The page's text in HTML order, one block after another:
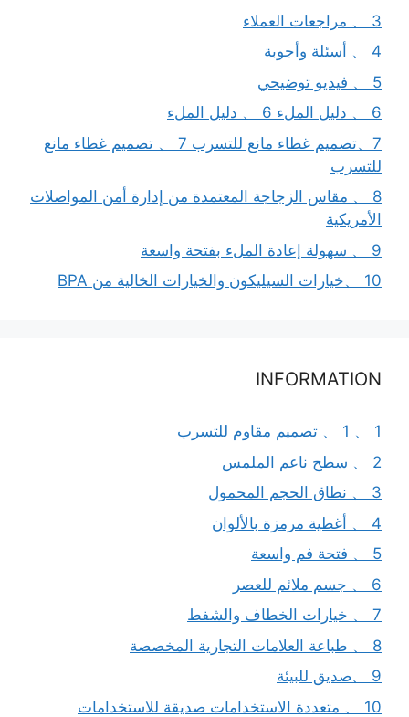
3 、 مراجعات العملاء
4 、 أسئلة وأجوبة
5 、 فيديو توضيحي
6 、 دليل الملء 6 、 دليل الملء
7、تصميم غطاء مانع للتسرب 7 、 تصميم غطاء مانع
للتسرب
8 、 مقاس الزجاجة المعتمدة من إدارة أمن المواصلات
الأمريكية
9 、 سهولة إعادة الملء بفتحة واسعة
10 、خيارات السيليكون والخيارات الخالية من BPA
INFORMATION
1 、 1 、 تصميم مقاوم للتسرب
2 、 سطح ناعم الملمس
3 、 نطاق الحجم المحمول
4 、 أغطية مرمزة بالألوان
5 、 فتحة فم واسعة
6 、 جسم ملائم للعصر
7 、 خيارات الخطاف والشفط
8 、 طباعة العلامات التجارية المخصصة
9 、صديق للبيئة
10 、 متعددة الاستخدامات صديقة للاستخدامات